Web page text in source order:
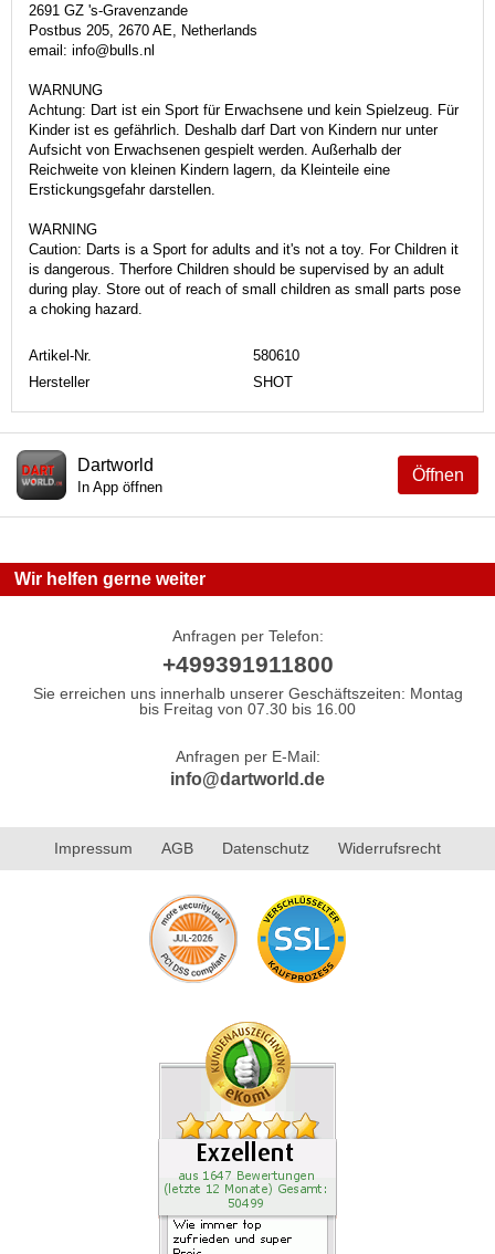
2691 GZ 's-Gravenzande
Postbus 205, 2670 AE, Netherlands
email: info@bulls.nl
WARNUNG
Achtung: Dart ist ein Sport für Erwachsene und kein Spielzeug. Für
Kinder ist es gefährlich. Deshalb darf Dart von Kindern nur unter
Aufsicht von Erwachsenen gespielt werden. Außerhalb der
Reichweite von kleinen Kindern lagern, da Kleinteile eine
Erstickungsgefahr darstellen.
WARNING
Caution: Darts is a Sport for adults and it's not a toy. For Children it
is dangerous. Therfore Children should be supervised by an adult
during play. Store out of reach of small children as small parts pose
a choking hazard.
Artikel-Nr.
580610
Hersteller
SHOT
Öffnen
Dartworld
In App öffnen
Wir helfen gerne weiter
Anfragen per Telefon:
+499391911800
Sie erreichen uns innerhalb unserer Geschäftszeiten: Montag
bis Freitag von 07.30 bis 16.00
Anfragen per E-Mail:
info@dartworld.de
Impressum AGB Datenschutz Widerrufsrecht